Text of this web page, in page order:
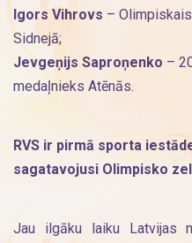
Igors Vihrovs –
Sidnejā;
Jevgeņijs Saproņenko –
medaļnieks Atēnās.
RVS ir pirmā sporta
sagatavojusi Olimpisko
Jau ilgāku laiku Latvijas